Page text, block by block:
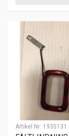
Artikel Nr: 1935131